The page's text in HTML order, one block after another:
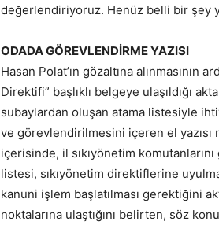
değerlendiriyoruz. Henüz belli bir şey
ODADA GÖREVLENDİRME YAZISI
Hasan Polat’ın gözaltına alınmasının
Direktifi” başlıklı belgeye ulaşıldığı
subaylardan oluşan atama listesiyle
ve görevlendirilmesini içeren el yazısı
içerisinde, il sıkıyönetim
listesi, sıkıyönetim direktiflerine
kanuni işlem başlatılması gerektiğini
noktalarına ulaştığını belirten, söz